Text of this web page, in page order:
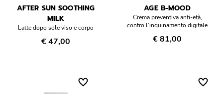
Réponse Body
Réponse Soleil
AFTER SUN SOOTHING
MILK
Latte dopo sole viso e corpo
€ 47,00
AGE B-MOOD
Crema preventiva anti-età,
contro l’inquinamento digitale
€ 81,00